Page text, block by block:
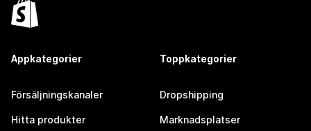
Appkategorier
Försäljningskanaler
Hitta produkter
Toppkategorier
Dropshipping
Marknadsplatser